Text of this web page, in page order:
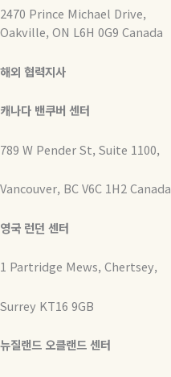
2470 Prince Michael Drive,
Oakville, ON L6H 0G9 Canada
해외 협력지사
캐나다 밴쿠버 센터
789 W Pender St, Suite 1100,
Vancouver, BC V6C 1H2 Canada
영국 런던 센터
1 Partridge Mews, Chertsey,
Surrey KT16 9GB
뉴질랜드 오클랜드 센터